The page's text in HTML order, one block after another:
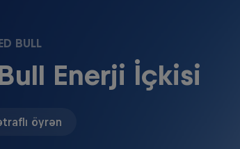
BULL
Enerji İçkisi
öyrən